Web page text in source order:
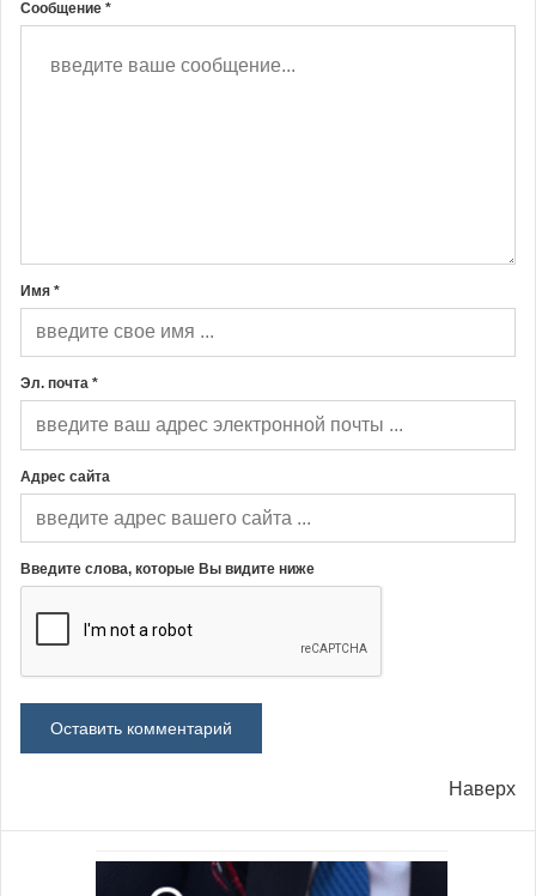
Сообщение *
Имя *
Эл. почта *
Адрес сайта
Введите слова, которые Вы видите ниже
Наверх